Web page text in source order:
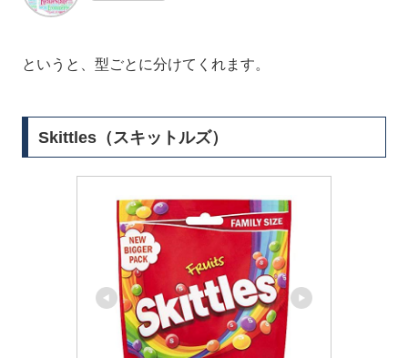
というと、型ごとに分けてくれます。
Skittles（スキットルズ）